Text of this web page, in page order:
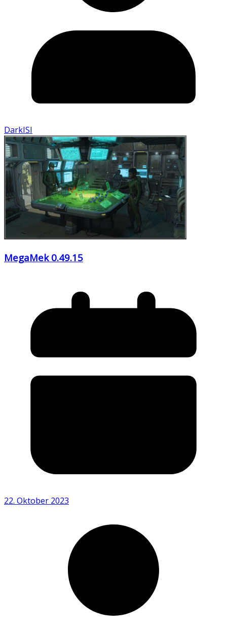
DarkISI
MegaMek 0.49.15
22. Oktober 2023